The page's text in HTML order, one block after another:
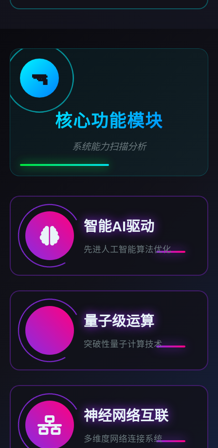
🔫
核心功能模块
系统能力扫描分析
智能AI驱动
先进人工智能算法优化
量子级运算
突破性量子计算技术
神经网络互联
多维度网络连接系统